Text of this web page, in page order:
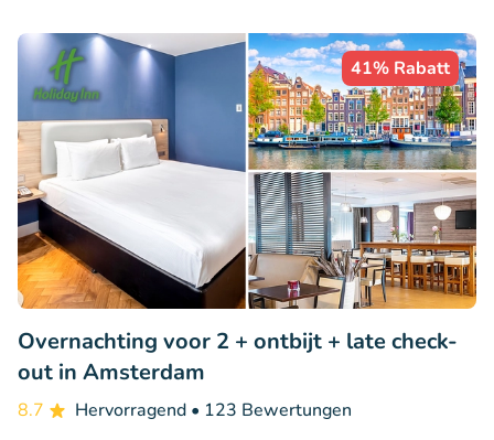
41% Rabatt
Overnachting voor 2 + ontbijt + late check-
out in Amsterdam
8.7 Hervorragend • 123 Bewertungen